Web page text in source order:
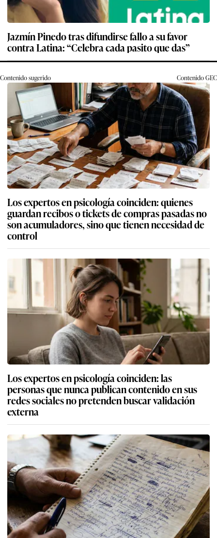
Jazmín Pinedo tras difundirse fallo a su favor
contra Latina: “Celebra cada pasito que das”
Contenido sugerido ContenidoGEC
Los expertos en psicología coinciden: quienes
guardan recibos o tickets de compras pasadas no
son acumuladores, sino que tienen necesidad de
control
Los expertos en psicología coinciden: las
personas que nunca publican contenido en sus
redes sociales no pretenden buscar validación
externa